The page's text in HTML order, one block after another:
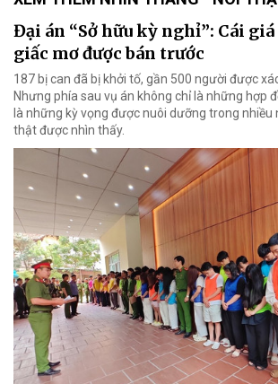
Đại án “Sở hữu kỳ nghỉ”: Cái
giấc mơ được bán trước
187 bị can đã bị khởi tố, gần 500 người được
Nhưng phía sau vụ án không chỉ là những hợp
là những kỳ vọng được nuôi dưỡng trong
thật được nhìn thấy.